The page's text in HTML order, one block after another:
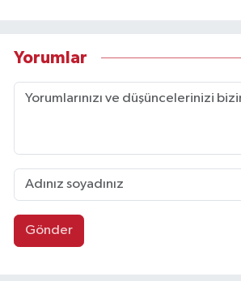
Yorumlar
Gönder